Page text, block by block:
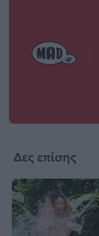
Δες επίσης